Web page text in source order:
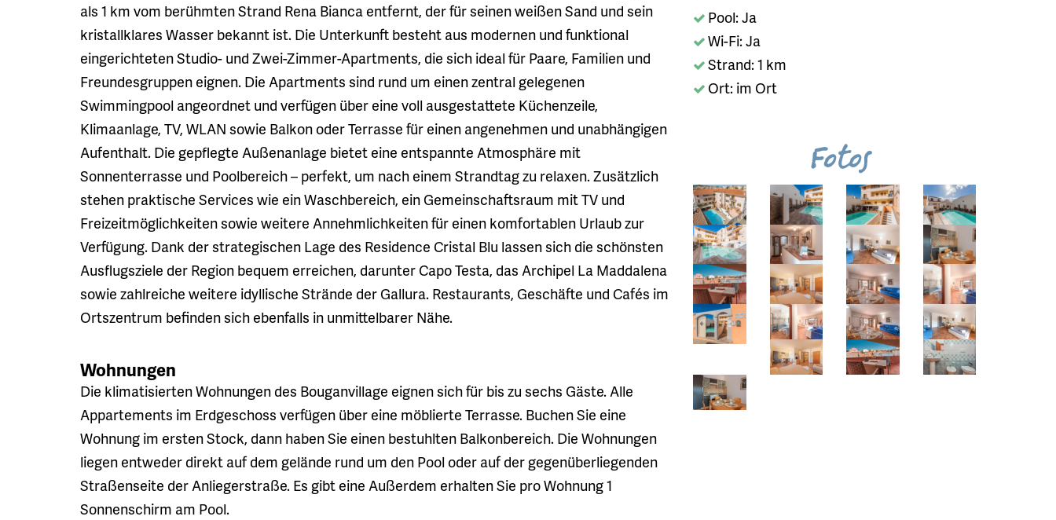
als 1 km vom berühmten Strand Rena Bianca entfernt, der für seinen weißen Sand und sein
kristallklares Wasser bekannt ist. Die Unterkunft besteht aus modernen und funktional
eingerichteten Studio- und Zwei-Zimmer-Apartments, die sich ideal für Paare, Familien und
Freundesgruppen eignen. Die Apartments sind rund um einen zentral gelegenen
Swimmingpool angeordnet und verfügen über eine voll ausgestattete Küchenzeile,
Klimaanlage, TV, WLAN sowie Balkon oder Terrasse für einen angenehmen und unabhängigen
Aufenthalt. Die gepflegte Außenanlage bietet eine entspannte Atmosphäre mit
Sonnenterrasse und Poolbereich – perfekt, um nach einem Strandtag zu relaxen. Zusätzlich
stehen praktische Services wie ein Waschbereich, ein Gemeinschaftsraum mit TV und
Freizeitmöglichkeiten sowie weitere Annehmlichkeiten für einen komfortablen Urlaub zur
Verfügung. Dank der strategischen Lage des Residence Cristal Blu lassen sich die schönsten
Ausflugsziele der Region bequem erreichen, darunter Capo Testa, das Archipel La Maddalena
sowie zahlreiche weitere idyllische Strände der Gallura. Restaurants, Geschäfte und Cafés im
Ortszentrum befinden sich ebenfalls in unmittelbarer Nähe.
Wohnungen
Die klimatisierten Wohnungen des Bouganvillage eignen sich für bis zu sechs Gäste. Alle
Appartements im Erdgeschoss verfügen über eine möblierte Terrasse. Buchen Sie eine
Wohnung im ersten Stock, dann haben Sie einen bestuhlten Balkonbereich. Die Wohnungen
liegen entweder direkt auf dem gelände rund um den Pool oder auf der gegenüberliegenden
Straßenseite der Anliegerstraße. Es gibt eine Außerdem erhalten Sie pro Wohnung 1
Sonnenschirm am Pool.
Pool: Ja
Wi-Fi: Ja
Strand: 1 km
Ort: im Ort
Fotos